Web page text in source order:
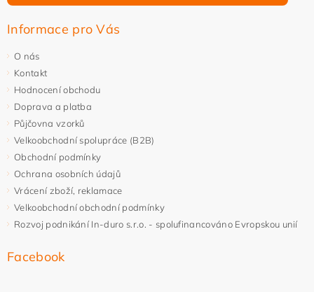
osobních údajů
Informace pro Vás
O nás
Kontakt
Hodnocení obchodu
Doprava a platba
Půjčovna vzorků
Velkoobchodní spolupráce (B2B)
Obchodní podmínky
Ochrana osobních údajů
Vrácení zboží, reklamace
Velkoobchodní obchodní podmínky
Rozvoj podnikání In-duro s.r.o. - spolufinancováno Evropskou unií
Facebook